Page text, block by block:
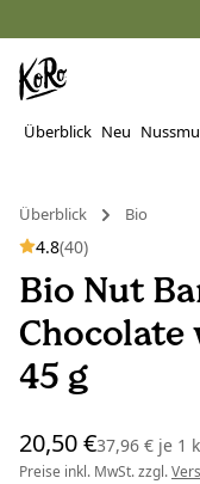
Überblick Neu
Überblick
Bio
4.8(40)
Bio Nut
Chocolate
45 g
20,50 €37,96 € je 1
Preise inkl. MwSt. zzgl.